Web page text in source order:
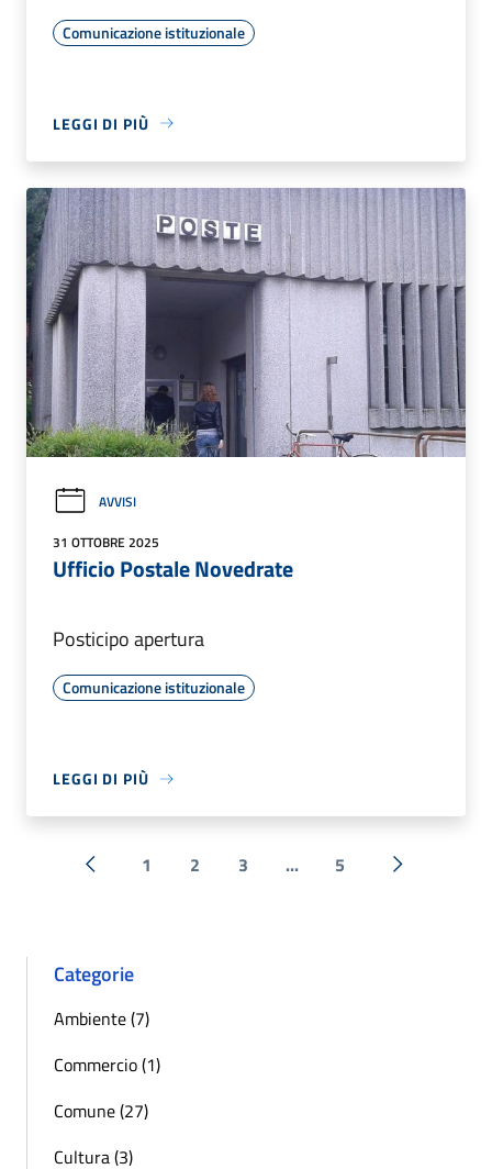
Comunicazione istituzionale
LEGGI DI PIÙ
AVVISI
31 OTTOBRE 2025
Ufficio Postale Novedrate
Posticipo apertura
Comunicazione istituzionale
LEGGI DI PIÙ
« Precedente
1 2 3 ... 5 Successiva
Categorie
Ambiente (7)
Commercio (1)
Comune (27)
Cultura (3)